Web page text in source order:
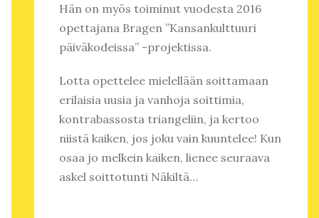
Hän on myös toiminut vuodesta 2016
opettajana Bragen ”Kansankulttuuri
päiväkodeissa” -projektissa.
Lotta opettelee mielellään soittamaan
erilaisia uusia ja vanhoja soittimia,
kontrabassosta triangeliin, ja kertoo
niistä kaiken, jos joku vain kuuntelee! Kun
osaa jo melkein kaiken, lienee seuraava
askel soittotunti Näkiltä…